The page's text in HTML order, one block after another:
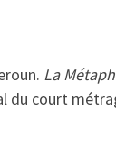
La
du court